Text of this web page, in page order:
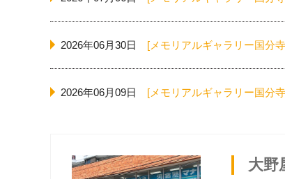
2026年06月30日 [メモリアルギャラリー国分
2026年06月09日 [メモリアルギャラリー国分
大野